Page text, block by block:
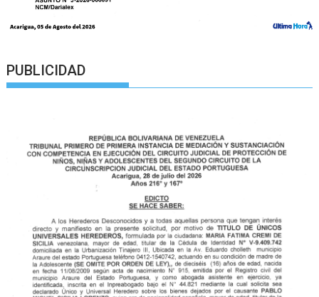
PUBLICIDAD